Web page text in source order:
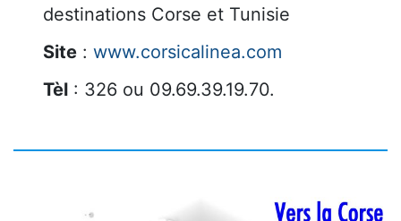
destinations Corse et Tunisie
Site :www.corsicalinea.com
Tèl : 326 ou 09.69.39.19.70.